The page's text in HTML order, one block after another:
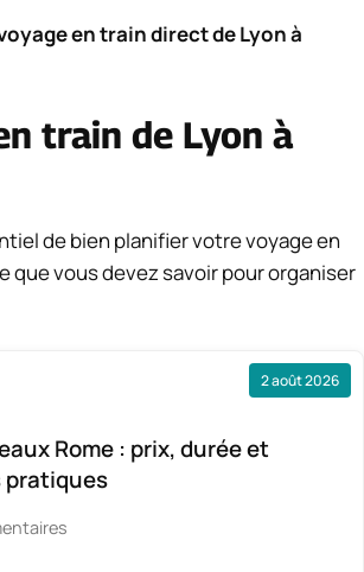
en train direct de Lyon à
train de Lyon à
de bien planifier votre voyage en
que vous devez savoir pour organiser
2 août 2026
Rome : prix, durée et